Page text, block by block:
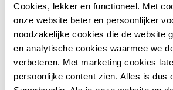
Cookies, lekker en functioneel. Met
onze website beter en persoonlijker
noodzakelijke cookies die de website
en analytische cookies waarmee we
verbeteren. Met marketing cookies
persoonlijke content zien. Alles is dus